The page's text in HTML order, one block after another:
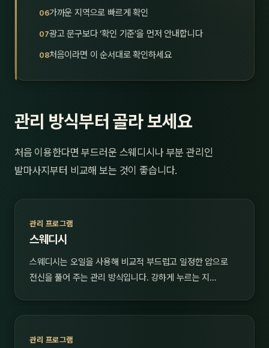
가까운 지역으로 빠르게 확인
광고 문구보다 ‘확인 기준’을 먼저 안내합니다
처음이라면 이 순서대로 확인하세요
관리 방식부터 골라 보세요
처음 이용한다면 부드러운 스웨디시나 부분 관리인
발마사지부터 비교해 보는 것이 좋습니다.
관리 프로그램
스웨디시
스웨디시는 오일을 사용해 비교적 부드럽고 일정한 압으로
전신을 풀어 주는 관리 방식입니다. 강하게 누르는 지…
관리 프로그램